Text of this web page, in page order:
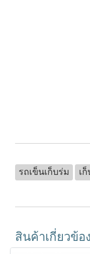
รถเข็นเก็บร่ม เ
สินค้าเกี่ยวข้อง